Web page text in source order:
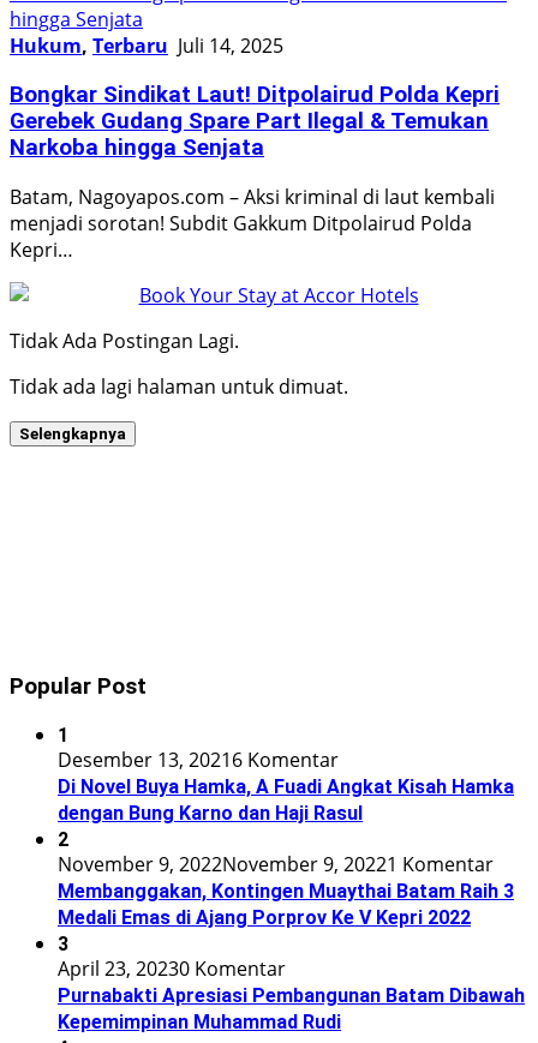
Hukum, Terbaru Juli 14, 2025
Bongkar Sindikat Laut! Ditpolairud Polda Kepri
Gerebek Gudang Spare Part Ilegal & Temukan
Narkoba hingga Senjata
Batam, Nagoyapos.com – Aksi kriminal di laut kembali
menjadi sorotan! Subdit Gakkum Ditpolairud Polda
Kepri…
Tidak Ada Postingan Lagi.
Tidak ada lagi halaman untuk dimuat.
Selengkapnya
Popular Post
1
Desember 13, 20216 Komentar
Di Novel Buya Hamka, A Fuadi Angkat Kisah Hamka
dengan Bung Karno dan Haji Rasul
2
November 9, 2022November 9, 20221 Komentar
Membanggakan, Kontingen Muaythai Batam Raih 3
Medali Emas di Ajang Porprov Ke V Kepri 2022
3
April 23, 20230 Komentar
Purnabakti Apresiasi Pembangunan Batam Dibawah
Kepemimpinan Muhammad Rudi